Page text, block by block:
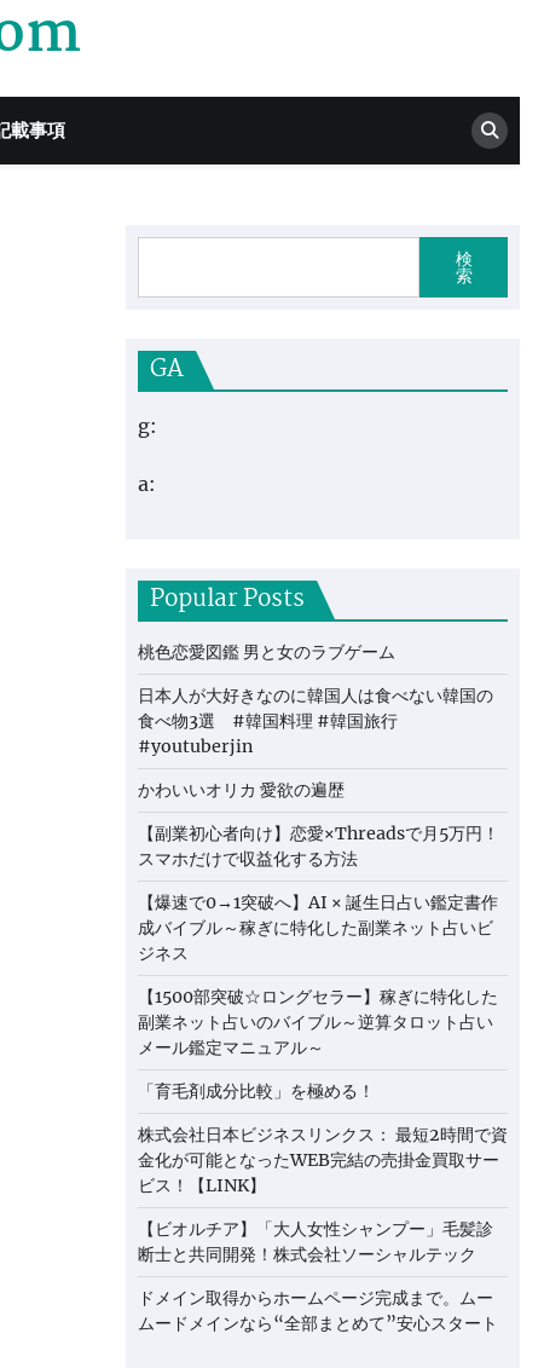
載事項
検
索
GA
g:
a:
Popular Posts
桃色恋愛図鑑 男と女のラブゲーム
日本人が大好きなのに韓国人は食べない韓国の
食べ物3選 #韓国料理 #韓国旅行
#youtuberjin
かわいいオリカ 愛欲の遍歴
【副業初心者向け】恋愛×Threadsで月5万円！
スマホだけで収益化する方法
【爆速で0→1突破へ】AI × 誕生日占い鑑定書作
成バイブル～稼ぎに特化した副業ネット占いビ
ジネス
【1500部突破☆ロングセラー】稼ぎに特化した
副業ネット占いのバイブル～逆算タロット占い
メール鑑定マニュアル～
「育毛剤成分比較」を極める！
株式会社日本ビジネスリンクス： 最短2時間で資
金化が可能となったWEB完結の売掛金買取サー
ビス！【LINK】
【ビオルチア】「大人女性シャンプー」毛髪診
断士と共同開発！株式会社ソーシャルテック
ドメイン取得からホームページ完成まで。ムー
ムードメインなら“全部まとめて”安心スタート